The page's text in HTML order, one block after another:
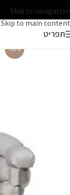
Skip to navigation
Skip to main content
תפריט
-22%